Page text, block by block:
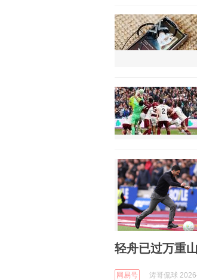
轻舟已过万重
网易号 涛哥侃球